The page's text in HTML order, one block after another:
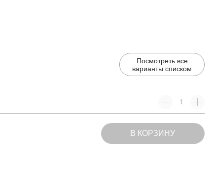
Посмотреть все
варианты списком
В КОРЗИНУ